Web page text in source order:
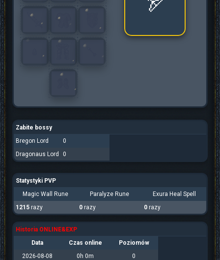
🏹
Zabite bossy
Bregon Lord
0
Dragonaus Lord
0
Statystyki PVP
Magic Wall Rune
Paralyze Rune
Exura Heal Spell
1215 razy 0 razy 0 razy
Historia ONLINE&EXP
Data
Czas online
Poziomów
2026-08-08
0h 0m
0